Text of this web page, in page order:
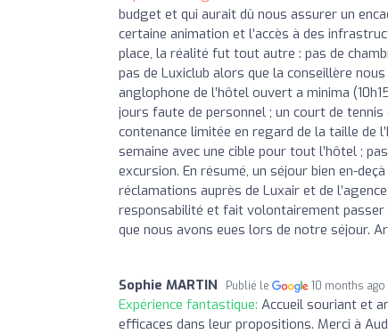
budget et qui aurait dû nous assurer un
certaine animation et l’accès à des
place, la réalité fut tout autre : pas de
pas de Luxiclub alors que la conseillère
anglophone de l’hôtel ouvert a minima
jours faute de personnel ; un court de
contenance limitée en regard de la taille de
semaine avec une cible pour tout l’hôtel ;
excursion. En résumé, un séjour bien en-
réclamations auprès de Luxair et de
responsabilité et fait volontairement passer
que nous avons eues lors de notre séjour.
Sophie MARTIN Publié le 10 months ago
Expérience fantastique: Accueil souriant et
efficaces dans leur propositions. Merci à